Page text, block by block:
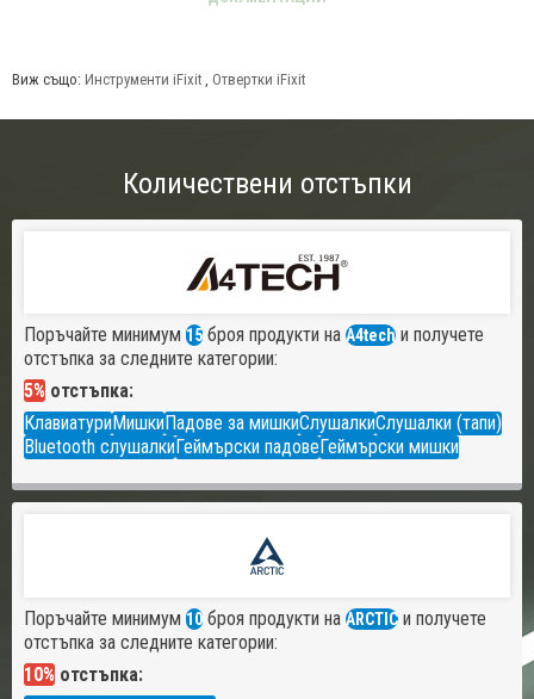
Виж също: Инструменти iFixit , Отвертки iFixit
Количествени отстъпки
Поръчайте минимум 15 броя продукти на A4tech и получете
отстъпка за следните категории:
5% отстъпка:
КлавиатуриМишкиПадове за мишкиСлушалкиСлушалки (тапи)
Bluetooth слушалкиГеймърски падовеГеймърски мишки
Поръчайте минимум 10 броя продукти на ARCTIC и получете
отстъпка за следните категории:
10% отстъпка: